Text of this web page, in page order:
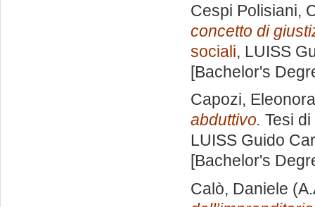
Cespi Polisiani,
concetto di
sociali, LUISS
[Bachelor's
Capozi, Eleonora
abduttivo. Tesi
LUISS Guido
[Bachelor's
Calò, Daniele